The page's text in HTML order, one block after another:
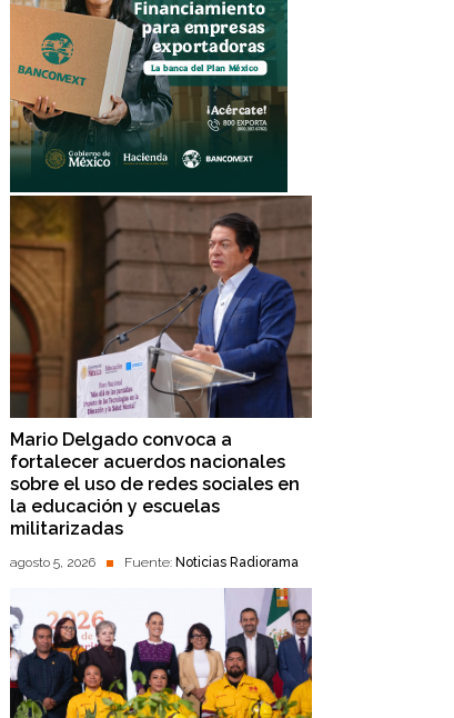
Mario Delgado convoca a
fortalecer acuerdos nacionales
sobre el uso de redes sociales en
la educación y escuelas
militarizadas
agosto 5, 2026 Fuente: Noticias Radiorama